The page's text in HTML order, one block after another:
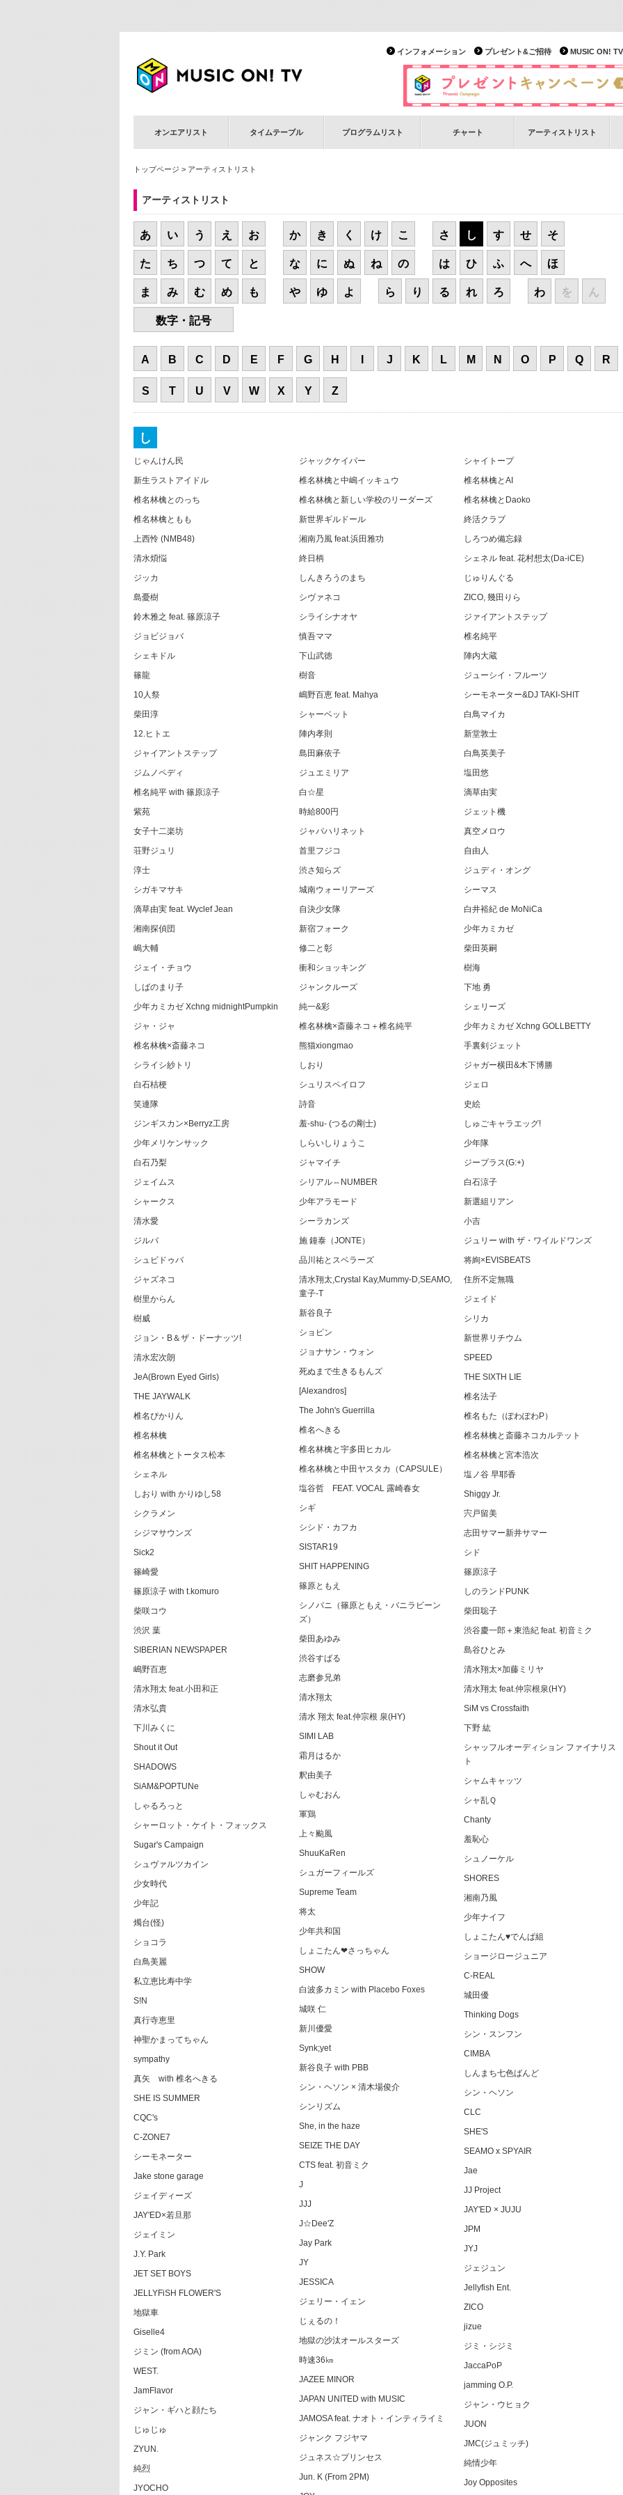
MUSIC ON!
プレゼント&ご招待
インフォメーション
オンエアリスト タイムテーブル プログラムリスト チャート アーティストリスト
トップページ > アーティストリスト
アーティストリスト
あ い う え お か き く け こ さ し す せ そ
た ち つ て と な に ぬ ね の は ひ ふ へ ほ
ま み む め も や ゆ よ ら り る れ ろ わ を ん
数字・記号
A B C D E F G H J K L M N O P Q R
S T U V W X Y Z
し
じゃんけん民
新生ラストアイドル
椎名林檎とのっち
椎名林檎ともも
上西怜 (NMB48)
清水煩悩
ジッカ
島憂樹
鈴木雅之 feat. 篠原涼子
ジョビジョバ
シェキドル
篠龍
10人祭
柴田淳
12.ヒトエ
ジャイアントステップ
ジムノペディ
椎名純平 with 篠原涼子
紫苑
女子十二楽坊
荘野ジュリ
淳士
シガキマサキ
滴草由実 feat. Wyclef Jean
湘南探偵団
嶋大輔
ジェイ・チョウ
しばのまり子
少年カミカゼ Xchng midnightPumpkin
ジャ・ジャ
椎名林檎×斎藤ネコ
シライシ紗トリ
白石桔梗
笑連隊
ジンギスカン×Berryz工房
少年メリケンサック
白石乃梨
ジェイムス
シャークス
清水愛
ジルバ
シュビドゥバ
ジャズネコ
樹里からん
樹威
ジョン・B＆ザ・ドーナッツ!
清水宏次朗
JeA(Brown Eyed Girls)
THE JAYWALK
椎名ぴかりん
椎名林檎
椎名林檎とトータス松本
シェネル
しおり with かりゆし58
シクラメン
シジマサウンズ
Sick2
篠崎愛
篠原涼子 with t.komuro
柴咲コウ
渋沢 葉
SIBERIAN NEWSPAPER
嶋野百恵
清水翔太 feat.小田和正
清水弘貴
下川みくに
Shout it Out
SHADOWS
SiAM&POPTUNe
しゃるろっと
シャーロット・ケイト・フォックス
Sugar's Campaign
シュヴァルツカイン
少女時代
少年記
燭台(怪)
ショコラ
白鳥美麗
私立恵比寿中学
S!N
真行寺恵里
神聖かまってちゃん
sympathy
真矢 with 椎名へきる
SHE IS SUMMER
CQC's
C-ZONE7
シーモネーター
Jake stone garage
ジェイディーズ
JAY'ED×若旦那
ジェイミン
J.Y. Park
JET SET BOYS
JELLYFiSH FLOWER'S
地獄車
Giselle4
ジミン (from AOA)
WEST.
JamFlavor
ジャン・ギハと顔たち
じゅじゅ
ZYUN.
純烈
JYOCHO
ジャックケイパー
椎名林檎と中嶋イッキュウ
椎名林檎と新しい学校のリーダーズ
新世界ギルドール
湘南乃風 feat.浜田雅功
終日柄
しんきろうのまち
シヴァネコ
シライシナオヤ
慎吾ママ
下山武徳
樹音
嶋野百恵 feat. Mahya
シャーベット
陣内孝則
島田麻依子
ジュエミリア
白☆星
時給800円
ジャパハリネット
首里フジコ
渋さ知らズ
城南ウォーリアーズ
自決少女隊
新宿フォーク
修二と彰
衝和ショッキング
ジャンクルーズ
純一&彩
椎名林檎×斎藤ネコ＋椎名純平
熊猫xiongmao
しおり
シュリスペイロフ
詩音
羞-shu- (つるの剛士)
しらいしりょうこ
ジャマイチ
シリアル⇔NUMBER
少年アラモード
シーラカンズ
施 鐘泰（JONTE）
品川祐とスベラーズ
清水翔太,Crystal Kay,Mummy-D,SEAMO,
童子-T
新谷良子
ショピン
ジョナサン・ウォン
死ぬまで生きるもんズ
[Alexandros]
The John's Guerrilla
椎名へきる
椎名林檎と宇多田ヒカル
椎名林檎と中田ヤスタカ（CAPSULE）
塩谷哲 FEAT. VOCAL 露崎春女
シギ
シシド・カフカ
SISTAR19
SHIT HAPPENING
篠原ともえ
シノバニ（篠原ともえ・バニラビーン
ズ）
柴田あゆみ
渋谷すばる
志磨参兄弟
清水翔太
清水 翔太 feat.仲宗根 泉(HY)
SIMI LAB
霜月はるか
釈由美子
しゃむおん
軍鶏
上々颱風
ShuuKaRen
シュガーフィールズ
Supreme Team
将太
少年共和国
しょこたん❤さっちゃん
SHOW
白波多カミン with Placebo Foxes
城咲 仁
新川優愛
Synk;yet
新谷良子 with PBB
シン・ヘソン × 清木場俊介
シンリズム
She, in the haze
SEIZE THE DAY
CTS feat. 初音ミク
J
JJJ
J☆Dee'Z
Jay Park
JY
JESSICA
ジェリー・イェン
じぇるの！
地獄の沙汰オールスターズ
時速36㎞
JAZEE MINOR
JAPAN UNITED with MUSIC
JAMOSA feat. ナオト・インティライミ
ジャンク フジヤマ
ジュネス☆プリンセス
Jun. K (From 2PM)
シャイトープ
椎名林檎とAI
椎名林檎とDaoko
終活クラブ
しろつめ備忘録
シェネル feat. 花村想太(Da-iCE)
じゅりんぐる
ZICO, 幾田りら
ジァイアントステップ
椎名純平
陣内大蔵
ジューシイ・フルーツ
シーモネーター&DJ TAKI-SHIT
白鳥マイカ
新堂敦士
白鳥英美子
塩田悠
滴草由実
ジェット機
真空メロウ
自由人
ジュディ・オング
シーマス
白井裕紀 de MoNiCa
少年カミカゼ
柴田英嗣
樹海
下地 勇
シェリーズ
少年カミカゼ Xchng GOLLBETTY
手裏剣ジェット
ジャガー横田&木下博勝
ジェロ
史絵
しゅごキャラエッグ!
少年隊
ジープラス(G:+)
白石涼子
新選組リアン
小吉
ジュリー with ザ・ワイルドワンズ
将絢×EVISBEATS
住所不定無職
ジェイド
シリカ
新世界リチウム
SPEED
THE SIXTH LIE
椎名法子
椎名もた（ぽわぽわP）
椎名林檎と斎藤ネコカルテット
椎名林檎と宮本浩次
塩ノ谷 早耶香
Shiggy Jr.
宍戸留美
志田サマー新井サマー
シド
篠原涼子
しのランドPUNK
柴田聡子
渋谷慶一郎＋東浩紀 feat. 初音ミク
島谷ひとみ
清水翔太×加藤ミリヤ
清水翔太 feat.仲宗根泉(HY)
SiM vs Crossfaith
下野 紘
シャッフルオーディション ファイナリス
ト
シャムキャッツ
シャ乱Ｑ
Chanty
羞恥心
シュノーケル
SHORES
湘南乃風
少年ナイフ
しょこたん♥でんぱ組
ショージロージュニア
C-REAL
城田優
Thinking Dogs
シン・スンフン
CIMBA
しんまち七色ばんど
シン・ヘソン
CLC
SHE'S
SEAMO x SPYAIR
Jae
JJ Project
JAY'ED × JUJU
JPM
JYJ
ジェジュン
Jellyfish Ent.
ZICO
jizue
ジミ・シジミ
JaccaPoP
jamming O.P.
ジャン・ウヒョク
JUON
JMC(ジュミッチ)
純情少年
Joy Opposites